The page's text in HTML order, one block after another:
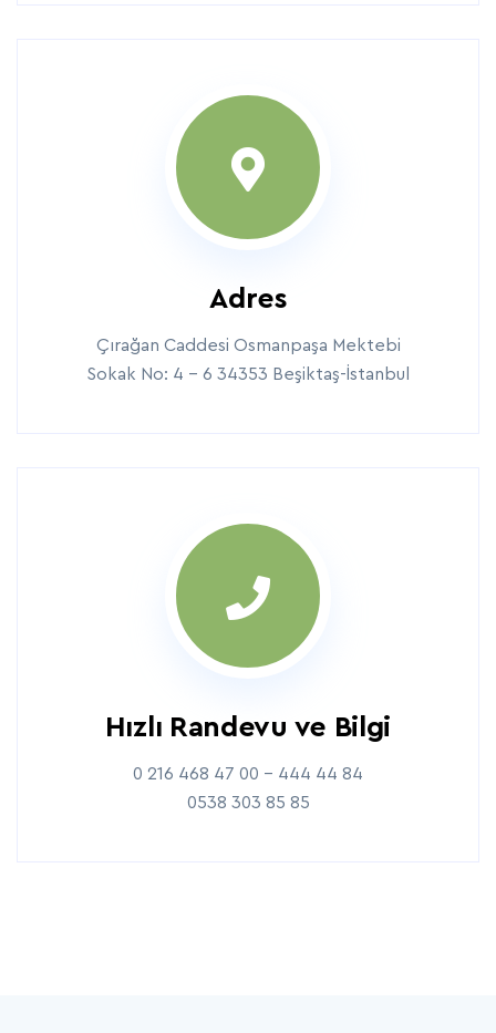
Adres
Çırağan Caddesi Osmanpaşa Mektebi
Sokak No: 4 - 6 34353 Beşiktaş-İstanbul
Hızlı Randevu ve Bilgi
0 216 468 47 00 - 444 44 84
0538 303 85 85